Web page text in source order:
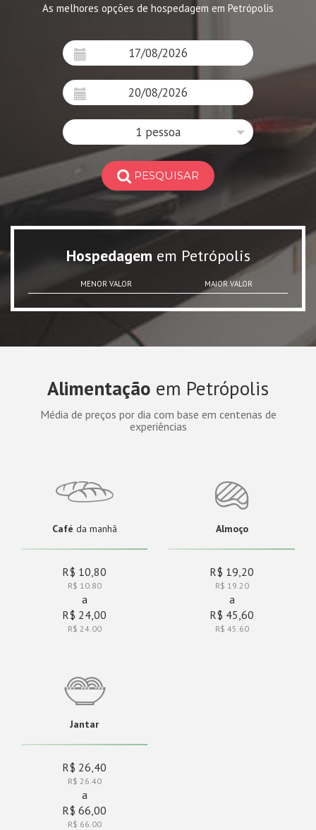
As melhores opções de hospedagem em Petrópolis
1 pessoa
PESQUISAR
Hospedagem em Petrópolis
MENOR VALOR MAIOR VALOR
Alimentação em Petrópolis
Média de preços por dia com base em centenas de
experiências
Café da manhã
R$ 10,80
R$ 10.80
a
R$ 24,00
R$ 24.00
Almoço
R$ 19,20
R$ 19.20
a
R$ 45,60
R$ 45.60
Jantar
R$ 26,40
R$ 26.40
a
R$ 66,00
R$ 66.00